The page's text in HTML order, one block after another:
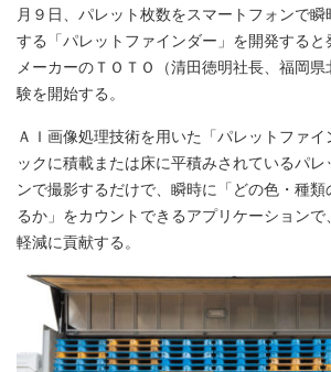
月９日、パレット枚数をスマートフォンで瞬
する「パレットファインダー」を開発する
メーカーのＴＯＴＯ（清田徳明社長、福岡
験を開始する。
ＡＩ画像処理技術を用いた「パレットファ
ックに積載または床に平積みされているパ
ンで撮影するだけで、瞬時に「どの色・種
るか」をカウントできるアプリケーション
軽減に貢献する。